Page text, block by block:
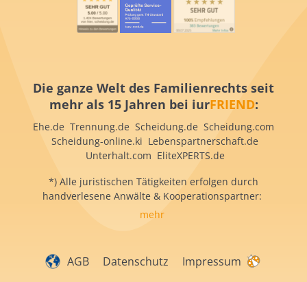
Die ganze Welt des Familienrechts seit
mehr als 15 Jahren bei iurFRIEND:
Ehe.de Trennung.de Scheidung.de Scheidung.com
Scheidung-online.ki Lebenspartnerschaft.de
Unterhalt.com EliteXPERTS.de
*) Alle juristischen Tätigkeiten erfolgen durch
handverlesene Anwälte & Kooperationspartner:
mehr
AGB Datenschutz Impressum